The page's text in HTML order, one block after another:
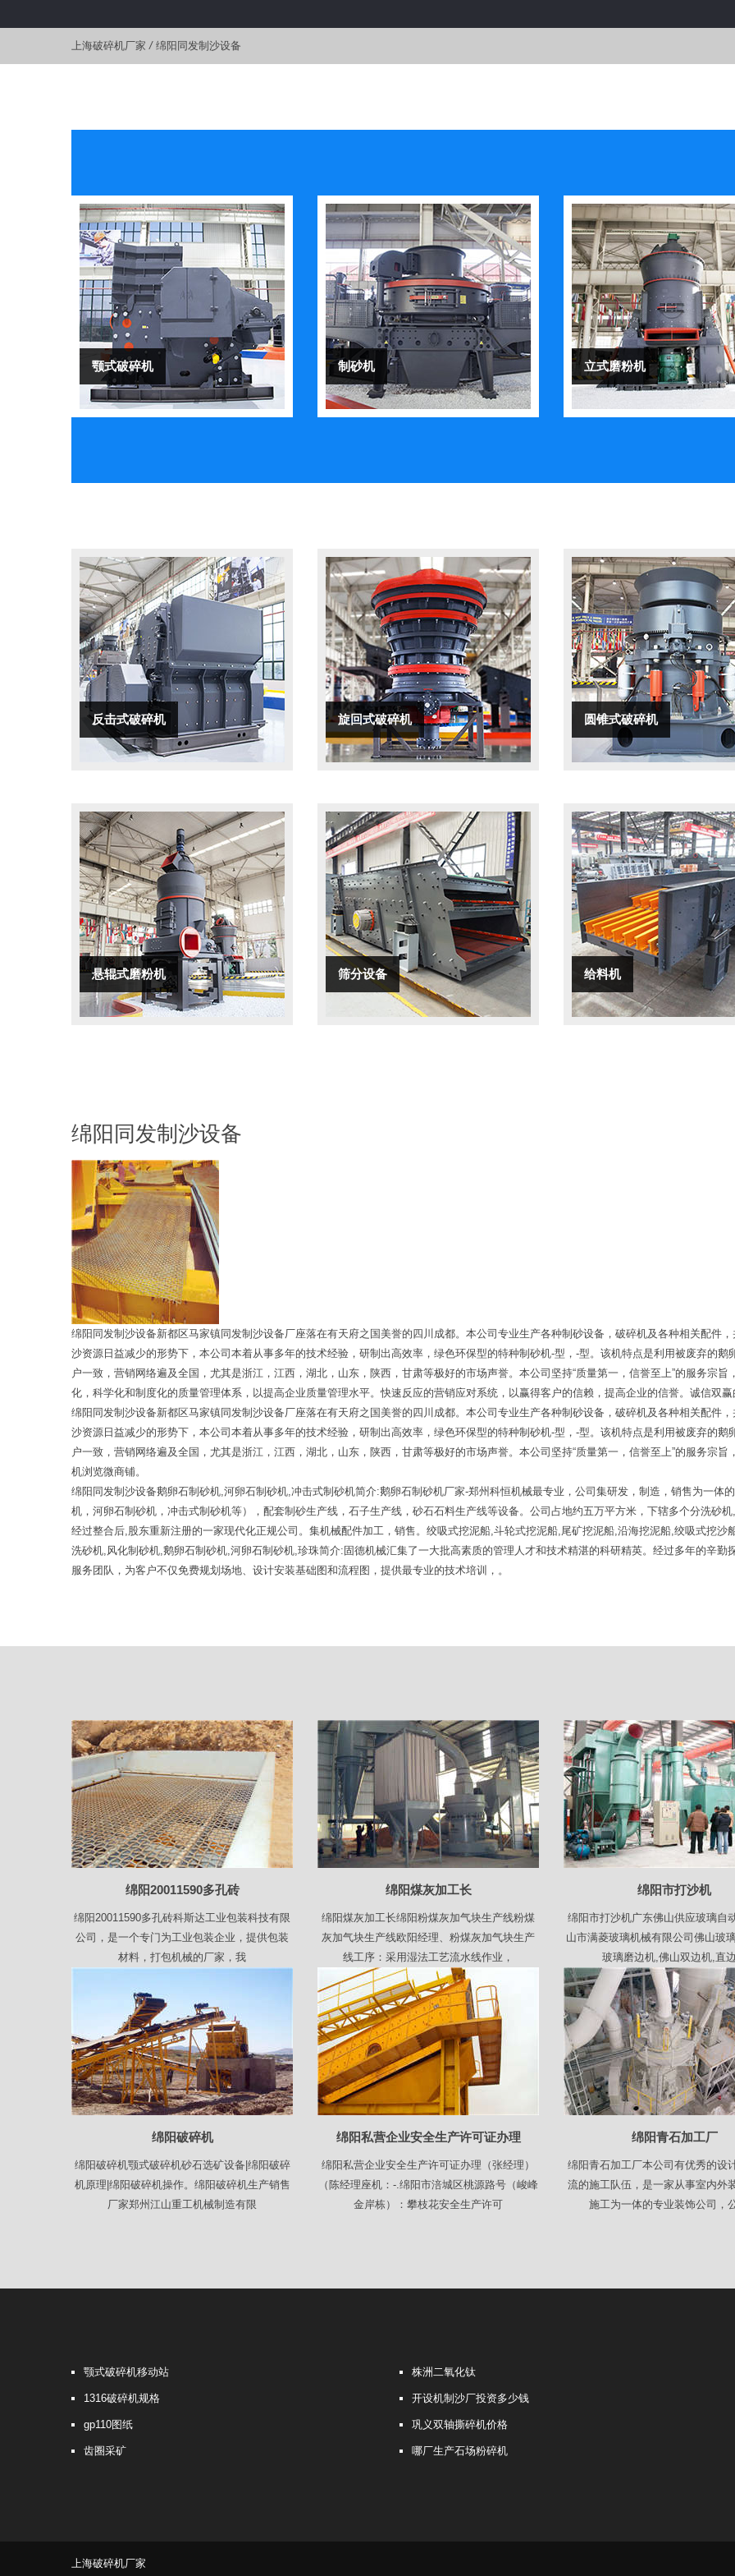
上海破碎机厂家 / 绵阳同发制沙设备
颚式破碎机 制砂机 立式磨粉机
反击式破碎机 旋回式破碎机 圆锥式破碎机
悬辊式磨粉机 筛分设备 给料机
绵阳同发制沙设备
绵阳同发制沙设备新都区马家镇同发制沙设备厂座落在有天府之国美誉的四川成都。本公司专业生产各种制砂设备，破碎机及各种相关配件
沙资源日益减少的形势下，本公司本着从事多年的技术经验，研制出高效率，绿色环保型的特种制砂机-型，-型。该机特点是利用被废弃的
户一致，营销网络遍及全国，尤其是浙江，江西，湖北，山东，陕西，甘肃等极好的市场声誉。本公司坚持“质量第一，信誉至上”的服务宗
化，科学化和制度化的质量管理体系，以提高企业质量管理水平。快速反应的营销应对系统，以赢得客户的信赖，提高企业的信誉。诚信双
绵阳同发制沙设备新都区马家镇同发制沙设备厂座落在有天府之国美誉的四川成都。本公司专业生产各种制砂设备，破碎机及各种相关配件
沙资源日益减少的形势下，本公司本着从事多年的技术经验，研制出高效率，绿色环保型的特种制砂机-型，-型。该机特点是利用被废弃的
户一致，营销网络遍及全国，尤其是浙江，江西，湖北，山东，陕西，甘肃等极好的市场声誉。本公司坚持“质量第一，信誉至上”的服务宗
机浏览微商铺。
绵阳同发制沙设备鹅卵石制砂机,河卵石制砂机,冲击式制砂机简介:鹅卵石制砂机厂家-郑州科恒机械最专业，公司集研发，制造，销售为一体
机，河卵石制砂机，冲击式制砂机等），配套制砂生产线，石子生产线，砂石石料生产线等设备。公司占地约五万平方米，下辖多个分洗砂
经过整合后,股东重新注册的一家现代化正规公司。集机械配件加工，销售。绞吸式挖泥船,斗轮式挖泥船,尾矿挖泥船,沿海挖泥船,绞吸式挖
洗砂机,风化制砂机,鹅卵石制砂机,河卵石制砂机,珍珠简介:固德机械汇集了一大批高素质的管理人才和技术精湛的科研精英。经过多年的辛
服务团队，为客户不仅免费规划场地、设计安装基础图和流程图，提供最专业的技术培训，。
绵阳20011590多孔砖
绵阳20011590多孔砖科斯达工业包装科技有限
公司，是一个专门为工业包装企业，提供包装
材料，打包机械的厂家，我
绵阳煤灰加工长
绵阳煤灰加工长绵阳粉煤灰加气块生产线粉煤
灰加气块生产线欧阳经理、粉煤灰加气块生产
线工序：采用湿法工艺流水线作业，
绵阳市打沙机
绵阳市打沙机广东佛山供应玻璃自
山市满菱玻璃机械有限公司佛山玻
玻璃磨边机,佛山双边机,直
绵阳破碎机
绵阳破碎机颚式破碎机砂石选矿设备|绵阳破碎
机原理|绵阳破碎机操作。绵阳破碎机生产销售
厂家郑州江山重工机械制造有限
绵阳私营企业安全生产许可证办理
绵阳私营企业安全生产许可证办理（张经理）
（陈经理座机：-.绵阳市涪城区桃源路号（峻峰
金岸栋）：攀枝花安全生产许可
绵阳青石加工厂
绵阳青石加工厂本公司有优秀的设
流的施工队伍，是一家从事室内外
施工为一体的专业装饰公司，
颚式破碎机移动站
1316破碎机规格
gp110图纸
齿圈采矿
株洲二氧化钛
开设机制沙厂投资多少钱
巩义双轴撕碎机价格
哪厂生产石场粉碎机
上海破碎机厂家